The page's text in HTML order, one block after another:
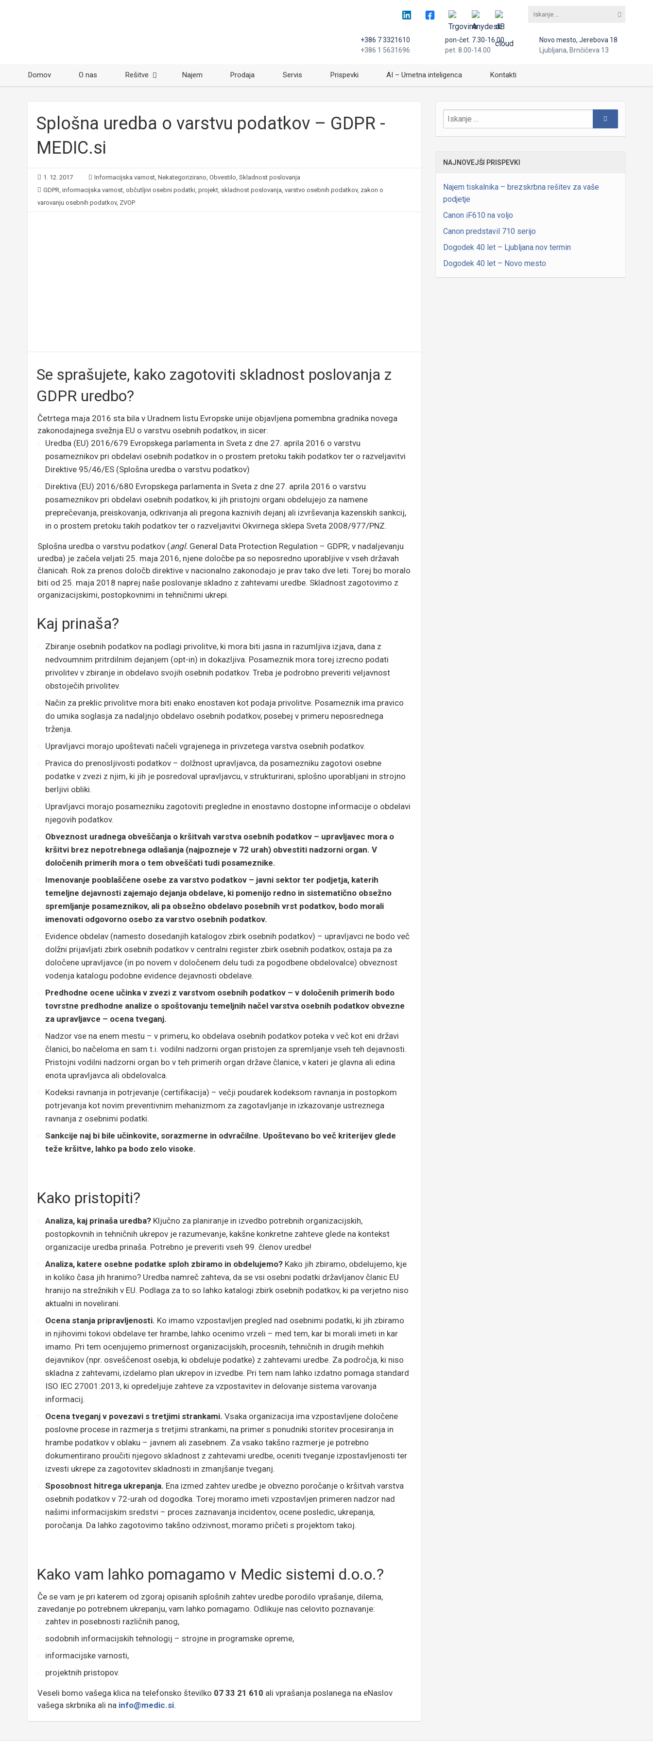
Novo mesto, Jerebova 18
Ljubljana, Brnčičeva 13
pon-čet. 7.30-16.00
pet. 8.00-14.00
+386 7 3321610
+386 1 5631696
Domov O nas Rešitve Najem Prodaja Servis Prispevki AI – Umetna inteligenca Kontakti
Splošna uredba o varstvu podatkov – GDPR -
MEDIC.si
1. 12. 2017 Informacijska varnost, Nekategorizirano, Obvestilo, Skladnost poslovanja
GDPR, informacijska varnost, občutljivi osebni podatki, projekt, skladnost poslovanja, varstvo osebnih podatkov, zakon o
varovanju osebnih podatkov, ZVOP
Se sprašujete, kako zagotoviti skladnost poslovanja z
GDPR uredbo?
Četrtega maja 2016 sta bila v Uradnem listu Evropske unije objavljena pomembna gradnika novega
zakonodajnega svežnja EU o varstvu osebnih podatkov, in sicer:
Uredba (EU) 2016/679 Evropskega parlamenta in Sveta z dne 27. aprila 2016 o varstvu
posameznikov pri obdelavi osebnih podatkov in o prostem pretoku takih podatkov ter o razveljavitvi
Direktive 95/46/ES (Splošna uredba o varstvu podatkov)
Direktiva (EU) 2016/680 Evropskega parlamenta in Sveta z dne 27. aprila 2016 o varstvu
posameznikov pri obdelavi osebnih podatkov, ki jih pristojni organi obdelujejo za namene
preprečevanja, preiskovanja, odkrivanja ali pregona kaznivih dejanj ali izvrševanja kazenskih sankcij,
in o prostem pretoku takih podatkov ter o razveljavitvi Okvirnega sklepa Sveta 2008/977/PNZ.
Splošna uredba o varstvu podatkov (angl. General Data Protection Regulation – GDPR; v nadaljevanju
uredba) je začela veljati 25. maja 2016, njene določbe pa so neposredno uporabljive v vseh državah
članicah. Rok za prenos določb direktive v nacionalno zakonodajo je prav tako dve leti. Torej bo moralo
biti od 25. maja 2018 naprej naše poslovanje skladno z zahtevami uredbe. Skladnost zagotovimo z
organizacijskimi, postopkovnimi in tehničnimi ukrepi.
Kaj prinaša?
Zbiranje osebnih podatkov na podlagi privolitve, ki mora biti jasna in razumljiva izjava, dana z
nedvoumnim pritrdilnim dejanjem (opt-in) in dokazljiva. Posameznik mora torej izrecno podati
privolitev v zbiranje in obdelavo svojih osebnih podatkov. Treba je podrobno preveriti veljavnost
obstoječih privolitev.
Način za preklic privolitve mora biti enako enostaven kot podaja privolitve. Posameznik ima pravico
do umika soglasja za nadaljnjo obdelavo osebnih podatkov, posebej v primeru neposrednega
trženja.
Upravljavci morajo upoštevati načeli vgrajenega in privzetega varstva osebnih podatkov.
Pravica do prenosljivosti podatkov – dolžnost upravljavca, da posamezniku zagotovi osebne
podatke v zvezi z njim, ki jih je posredoval upravljavcu, v strukturirani, splošno uporabljani in strojno
berljivi obliki.
Upravljavci morajo posamezniku zagotoviti pregledne in enostavno dostopne informacije o obdelavi
njegovih podatkov.
Obveznost uradnega obveščanja o kršitvah varstva osebnih podatkov – upravljavec mora o
kršitvi brez nepotrebnega odlašanja (najpozneje v 72 urah) obvestiti nadzorni organ. V
določenih primerih mora o tem obveščati tudi posameznike.
Imenovanje pooblaščene osebe za varstvo podatkov – javni sektor ter podjetja, katerih
temeljne dejavnosti zajemajo dejanja obdelave, ki pomenijo redno in sistematično obsežno
spremljanje posameznikov, ali pa obsežno obdelavo posebnih vrst podatkov, bodo morali
imenovati odgovorno osebo za varstvo osebnih podatkov.
Evidence obdelav (namesto dosedanjih katalogov zbirk osebnih podatkov) – upravljavci ne bodo več
dolžni prijavljati zbirk osebnih podatkov v centralni register zbirk osebnih podatkov, ostaja pa za
določene upravljavce (in po novem v določenem delu tudi za pogodbene obdelovalce) obveznost
vodenja katalogu podobne evidence dejavnosti obdelave.
Predhodne ocene učinka v zvezi z varstvom osebnih podatkov – v določenih primerih bodo
tovrstne predhodne analize o spoštovanju temeljnih načel varstva osebnih podatkov obvezne
za upravljavce – ocena tveganj.
Nadzor vse na enem mestu – v primeru, ko obdelava osebnih podatkov poteka v več kot eni državi
članici, bo načeloma en sam t.i. vodilni nadzorni organ pristojen za spremljanje vseh teh dejavnosti.
Pristojni vodilni nadzorni organ bo v teh primerih organ države članice, v kateri je glavna ali edina
enota upravljavca ali obdelovalca.
Kodeksi ravnanja in potrjevanje (certifikacija) – večji poudarek kodeksom ravnanja in postopkom
potrjevanja kot novim preventivnim mehanizmom za zagotavljanje in izkazovanje ustreznega
ravnanja z osebnimi podatki.
Sankcije naj bi bile učinkovite, sorazmerne in odvračilne. Upoštevano bo več kriterijev glede
teže kršitve, lahko pa bodo zelo visoke.
Kako pristopiti?
Analiza, kaj prinaša uredba? Ključno za planiranje in izvedbo potrebnih organizacijskih,
postopkovnih in tehničnih ukrepov je razumevanje, kakšne konkretne zahteve glede na kontekst
organizacije uredba prinaša. Potrebno je preveriti vseh 99. členov uredbe!
Analiza, katere osebne podatke sploh zbiramo in obdelujemo? Kako jih zbiramo, obdelujemo, kje
in koliko časa jih hranimo? Uredba namreč zahteva, da se vsi osebni podatki državljanov članic EU
hranijo na strežnikih v EU. Podlaga za to so lahko katalogi zbirk osebnih podatkov, ki pa verjetno niso
aktualni in novelirani.
Ocena stanja pripravljenosti. Ko imamo vzpostavljen pregled nad osebnimi podatki, ki jih zbiramo
in njihovimi tokovi obdelave ter hrambe, lahko ocenimo vrzeli – med tem, kar bi morali imeti in kar
imamo. Pri tem ocenjujemo primernost organizacijskih, procesnih, tehničnih in drugih mehkih
dejavnikov (npr. osveščenost osebja, ki obdeluje podatke) z zahtevami uredbe. Za področja, ki niso
skladna z zahtevami, izdelamo plan ukrepov in izvedbe. Pri tem nam lahko izdatno pomaga standard
ISO IEC 27001:2013, ki opredeljuje zahteve za vzpostavitev in delovanje sistema varovanja
informacij.
Ocena tveganj v povezavi s tretjimi strankami. Vsaka organizacija ima vzpostavljene določene
poslovne procese in razmerja s tretjimi strankami, na primer s ponudniki storitev procesiranja in
hrambe podatkov v oblaku – javnem ali zasebnem. Za vsako takšno razmerje je potrebno
dokumentirano proučiti njegovo skladnost z zahtevami uredbe, oceniti tveganje izpostavljenosti ter
izvesti ukrepe za zagotovitev skladnosti in zmanjšanje tveganj.
Sposobnost hitrega ukrepanja. Ena izmed zahtev uredbe je obvezno poročanje o kršitvah varstva
osebnih podatkov v 72-urah od dogodka. Torej moramo imeti vzpostavljen primeren nadzor nad
našimi informacijskim sredstvi – proces zaznavanja incidentov, ocene posledic, ukrepanja,
poročanja. Da lahko zagotovimo takšno odzivnost, moramo pričeti s projektom takoj.
Kako vam lahko pomagamo v Medic sistemi d.o.o.?
Če se vam je pri katerem od zgoraj opisanih splošnih zahtev uredbe porodilo vprašanje, dilema,
zavedanje po potrebnem ukrepanju, vam lahko pomagamo. Odlikuje nas celovito poznavanje:
zahtev in posebnosti različnih panog,
sodobnih informacijskih tehnologij – strojne in programske opreme,
informacijske varnosti,
projektnih pristopov.
Veseli bomo vašega klica na telefonsko številko 07 33 21 610 ali vprašanja poslanega na eNaslov
vašega skrbnika ali na info@medic.si.
NAJNOVEJŠI PRISPEVKI
Najem tiskalnika – brezskrbna rešitev za vaše
podjetje
Canon iF610 na voljo
Canon predstavil 710 serijo
Dogodek 40 let – Ljubljana nov termin
Dogodek 40 let – Novo mesto